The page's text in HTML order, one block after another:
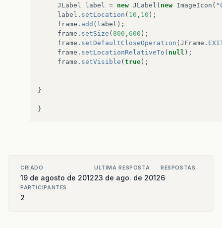
JLabel
label = new JLabel ( new ImageIcon (
label . setLocation ( 10 , 10 );
frame . add ( label );
frame . setSize ( 800 , 600 );
frame . setDefaultCloseOperation (JFrame .
frame . setLocationRelativeTo ( null );
frame . setVisible (true);
}
}
CRIADO
19 de agosto de 2012
ULTIMA RESPOSTA
23 de ago. de 2012
RESPOSTAS
6
PARTICIPANTES
2